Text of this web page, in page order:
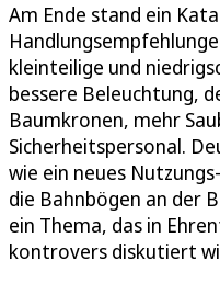
Am Ende stand ein
kleinteilige und
bessere Beleuchtung,
Baumkronen, mehr
Sicherheitspersonal.
wie ein neues
die Bahnbögen an der
ein Thema, das in
kontrovers diskutiert